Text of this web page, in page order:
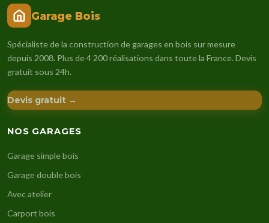
Garage Bois
Spécialiste de la construction de garages en bois sur mesure
depuis 2008. Plus de 4 200 réalisations dans toute la France. Devis
gratuit sous 24h.
Devis gratuit →
NOS GARAGES
Garage simple bois
Garage double bois
Avec atelier
Carport bois